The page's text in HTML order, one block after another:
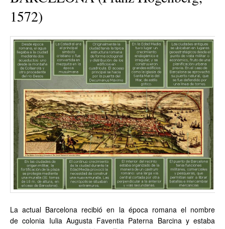
1572)
La actual Barcelona recibió en la época romana el nombre
de colonia Iulia Augusta Faventia Paterna Barcina y estaba